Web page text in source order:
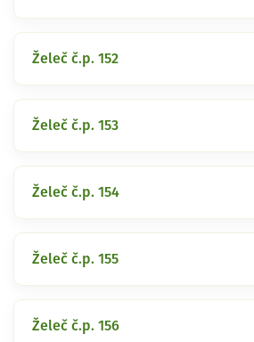
Želeč č.p. 152
Želeč č.p. 153
Želeč č.p. 154
Želeč č.p. 155
Želeč č.p. 156